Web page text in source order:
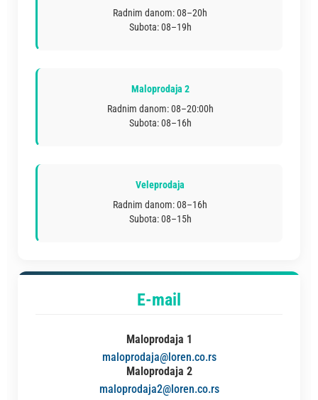
Radnim danom: 08–20h
Subota: 08–19h
Maloprodaja 2
Radnim danom: 08–20:00h
Subota: 08–16h
Veleprodaja
Radnim danom: 08–16h
Subota: 08–15h
E-mail
Maloprodaja 1
maloprodaja@loren.co.rs
Maloprodaja 2
maloprodaja2@loren.co.rs